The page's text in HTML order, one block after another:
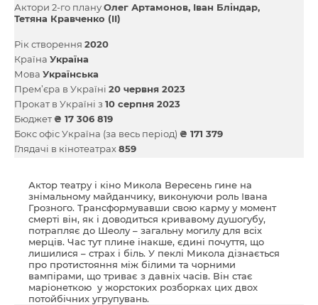
Актори 2-го плануОлег Артамонов Іван Бліндар
Тетяна Кравченко (II)
Рік створення 2020
Країна Україна
Мова Українська
Прем’єра в Україні 20 червня 2023
Прокат в Україні з 10 серпня 2023
Бюджет ₴ 17 306 819
Бокс офіс Україна (за весь період) ₴ 171 379
Глядачі в кінотеатрах859
Актор театру і кіно Микола Вересень гине на
знімальному майданчику, виконуючи роль Івана
Грозного. Трансформувавши свою карму у момент
смерті він, як і доводиться кривавому душогубу,
потрапляє до Шеолу – загальну могилу для всіх
мерців. Час тут плине інакше, єдині почуття, що
лишилися – страх і біль. У пеклі Микола дізнається
про протистояння між білими та чорними
вампірами, що триває з давніх часів. Він стає
маріонеткою у жорстоких розборках цих двох
потойбічних угрупувань.